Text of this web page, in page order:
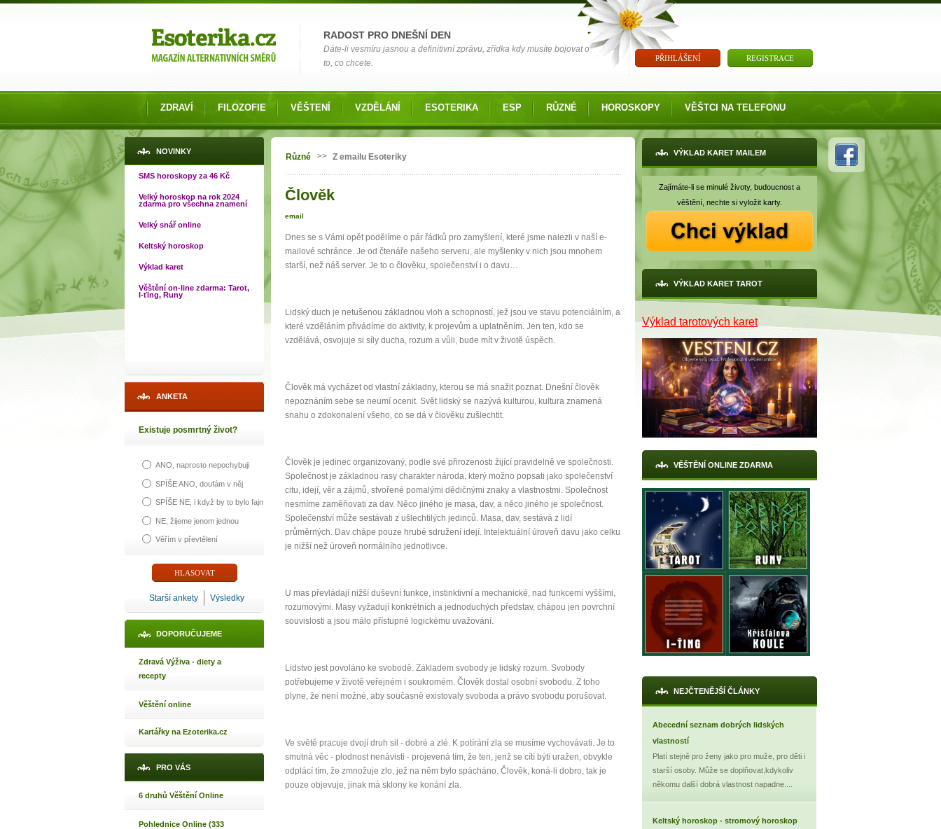
RADOST PRO DNEŠNÍ DEN
Dáte-li vesmíru jasnou a definitivní zprávu, zřídka kdy musíte bojovat o
to, co chcete.
PŘIHLÁŠENÍ REGISTRACE
ZDRAVÍ FILOZOFIE VĚŠTENÍ VZDĚLÁNÍ ESOTERIKA ESP RŮZNÉ HOROSKOPY VĚŠTCI NA TELEFONU
NOVINKY
SMS horoskopy za 46 Kč
Velký horoskop na rok 2024
zdarma pro všechna znamení
Velký snář online
Keltský horoskop
Výklad karet
Věštění on-line zdarma: Tarot,
I-ťing, Runy
ANKETA
Existuje posmrtný život?
ANO, naprosto nepochybuji
SPÍŠE ANO, doufám v něj
SPÍŠE NE, i když by to bylo fajn
NE, žijeme jenom jednou
Věřím v převtělení
Starší ankety Výsledky
DOPORUČUJEME
Zdravá Výživa - diety a
recepty
Věštění online
Kartářky na Ezoterika.cz
PRO VÁS
6 druhů Věštění Online
Pohlednice Online (333
Jste zde
Různé >> Z emailu Esoteriky
Člověk
email
Dnes se s Vámi opět podělíme o pár řádků pro zamyšlení, které jsme nalezli v naší e-
mailové schránce. Je od čtenáře našeho serveru, ale myšlenky v nich jsou mnohem
starší, než náš server. Je to o člověku, společenství i o davu…
Lidský duch je netušenou základnou vloh a schopností, jež jsou ve stavu potenciálním, a
které vzděláním přivádíme do aktivity, k projevům a uplatněním. Jen ten, kdo se
vzdělává, osvojuje si síly ducha, rozum a vůli, bude mít v životě úspěch.
Člověk má vycházet od vlastní základny, kterou se má snažit poznat. Dnešní člověk
nepoznáním sebe se neumí ocenit. Svět lidský se nazývá kulturou, kultura znamená
snahu o zdokonalení všeho, co se dá v člověku zušlechtit.
Člověk je jedinec organizovaný, podle své přirozenosti žijící pravidelně ve společnosti.
Společnost je základnou rasy charakter národa, který možno popsati jako společenství
citu, idejí, věr a zájmů, stvořené pomalými dědičnými znaky a vlastnostmi. Společnost
nesmíme zaměňovati za dav. Něco jiného je masa, dav, a něco jiného je společnost.
Společenství může sestávati z ušlechtilých jedinců. Masa, dav, sestává z lidí
průměrných. Dav chápe pouze hrubé sdružení idejí. Intelektuální úroveň davu jako celku
je nižší než úroveň normálního jednotlivce.
U mas převládají nižší duševní funkce, instinktivní a mechanické, nad funkcemi vyššími,
rozumovými. Masy vyžadují konkrétních a jednoduchých představ, chápou jen povrchní
souvislosti a jsou málo přístupné logickému uvažování.
Lidstvo jest povoláno ke svobodě. Základem svobody je lidský rozum. Svobody
potřebujeme v životě veřejném i soukromém. Člověk dostal osobní svobodu. Z toho
plyne, že není možné, aby současně existovaly svoboda a právo svobodu porušovat.
Ve světě pracuje dvojí druh sil - dobré a zlé. K potírání zla se musíme vychovávati. Je to
smutná věc - plodnost nenávisti - projevená tím, že ten, jenž se cítí býti uražen, obvykle
odplácí tím, že zmnožuje zlo, jež na něm bylo spácháno. Člověk, koná-li dobro, tak je
pouze objevuje, jinak má sklony ke konání zla.
VÝKLAD KARET MAILEM
Zajímáte-li se minulé životy, budoucnost a
věštění, nechte si vyložit karty.
VÝKLAD KARET TAROT
Výklad tarotových karet
VĚŠTĚNÍ ONLINE ZDARMA
NEJČTENĚJŠÍ ČLÁNKY
Abecední seznam dobrých lidských
vlastností
Platí stejně pro ženy jako pro muže, pro děti i
starší osoby. Může se doplňovat,kdykoliv
někomu další dobrá vlastnost napadne....
Keltský horoskop - stromový horoskop